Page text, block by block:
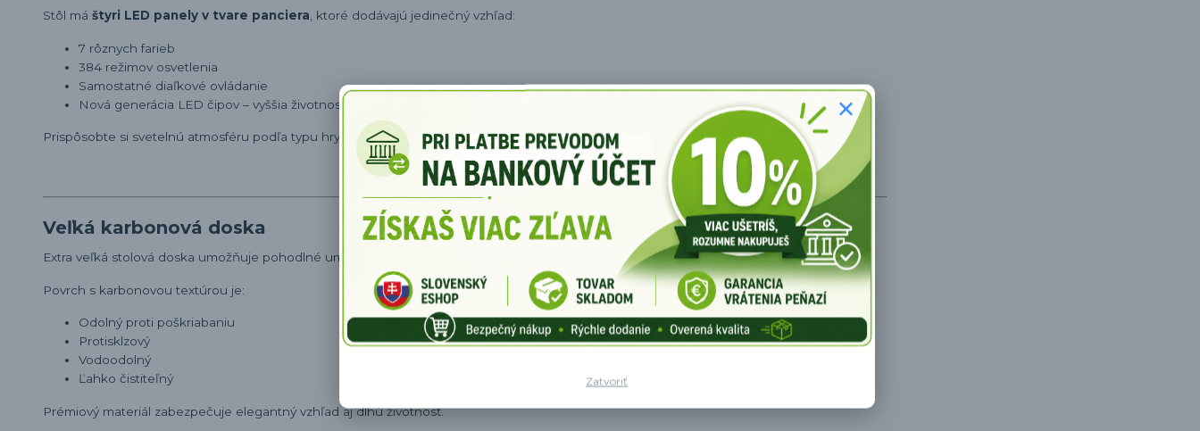
Stôl má štyri LED panely v tvare panciera, ktoré dodávajú jedinečný vzhľad:
7 rôznych farieb
384 režimov osvetlenia
Samostatné diaľkové ovládanie
Nová generácia LED čipov – vyššia životnosť a jasnejšie svetlo
Prispôsobte si svetelnú atmosféru podľa typu hry – či už súťažíte, hráte FPS alebo streamujete večer.
Veľká karbonová doska
Extra veľká stolová doska umožňuje pohodlné umiestnenie veľkého monitora alebo viacerých obrazoviek.
Povrch s karbonovou textúrou je:
Odolný proti poškriabaniu
Protisklzový
Vodoodolný
Ľahko čistiteľný
Prémiový materiál zabezpečuje elegantný vzhľad aj dlhú životnosť.
Zatvoriť